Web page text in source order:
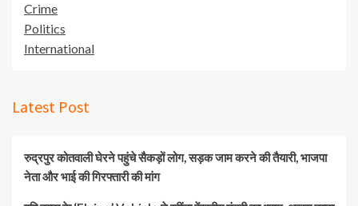
Crime
Politics
International
Latest Post
रुद्रपुर कोतवाली घेरने पहुंचे सैकड़ों लोग, सड़क जाम करने की तैयारी, भाजपा
नेता और भाई की गिरफ्तारी की मांग